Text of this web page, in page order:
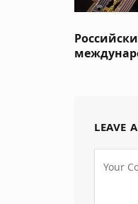
LEAVE